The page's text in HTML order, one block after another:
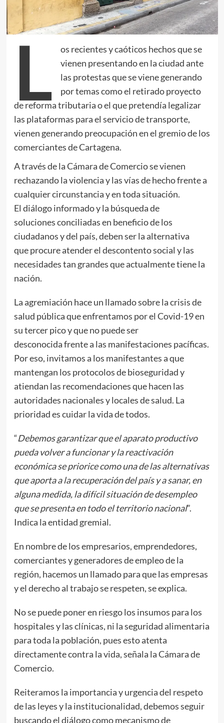
L
os recientes y caóticos hechos que se
vienen presentando en la ciudad ante
las protestas que se viene generando
por temas como el retirado proyecto
de reforma tributaria o el que pretendía legalizar
las plataformas para el servicio de transporte,
vienen generando preocupación en el gremio de los
comerciantes de Cartagena.
A través de la Cámara de Comercio se vienen
rechazando la violencia y las vías de hecho frente a
cualquier circunstancia y en toda situación.
El diálogo informado y la búsqueda de
soluciones conciliadas en beneficio de los
ciudadanos y del país, deben ser la alternativa
que procure atender el descontento social y las
necesidades tan grandes que actualmente tiene la
nación.
La agremiación hace un llamado sobre la crisis de
salud pública que enfrentamos por el Covid-19 en
su tercer pico y que no puede ser
desconocida frente a las manifestaciones pacíficas.
Por eso, invitamos a los manifestantes a que
mantengan los protocolos de bioseguridad y
atiendan las recomendaciones que hacen las
autoridades nacionales y locales de salud. La
prioridad es cuidar la vida de todos.
“Debemos garantizar que el aparato productivo
pueda volver a funcionar y la reactivación
económica se priorice como una de las alternativas
que aporta a la recuperación del país y a sanar, en
alguna medida, la difícil situación de desempleo
que se presenta en todo el territorio nacional”.
Indica la entidad gremial.
En nombre de los empresarios, emprendedores,
comerciantes y generadores de empleo de la
región, hacemos un llamado para que las empresas
y el derecho al trabajo se respeten, se explica.
No se puede poner en riesgo los insumos para los
hospitales y las clínicas, ni la seguridad alimentaria
para toda la población, pues esto atenta
directamente contra la vida, señala la Cámara de
Comercio.
Reiteramos la importancia y urgencia del respeto
de las leyes y la institucionalidad, debemos seguir
buscando el diálogo como mecanismo de